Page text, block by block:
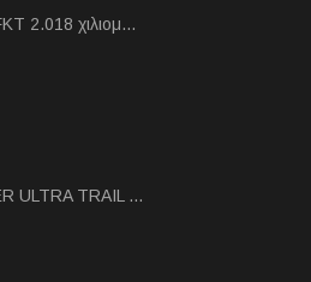
2.018 χιλιομ…
ULTRA TRAIL …